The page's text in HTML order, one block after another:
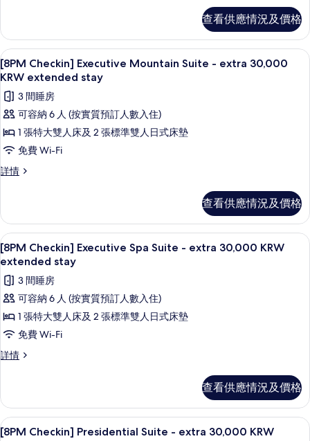
extra
30,000
KRW
extended
stay
的
相
片
Twin
extra
30,000
extended
stay
情
查看供應情況及價格
載
入
所
有
[8PM
Checkin]
Executive
Mountain
extra
30,000
KRW
extended
stay
的
相
片
55 吋平面電視連有線電視頻道、電視
1
[8PM Checkin] Executive Mountain Suite - extra 30,000
KRW extended stay
3 間睡房
可容納 6 人 (按實質預訂人數入住)
1 張特大雙人床及 2 張標準雙人日式床墊
免費 Wi-Fi
詳情
[8PM
Suite
extra
30,000
extended
stay
情
查看供應情況及價格
載
入
所
有
[8PM
Checkin]
Executive
Spa
extra
30,000
1
[8PM Checkin] Executive Spa Suite - extra 30,000 KRW
extended stay
3 間睡房
可容納 6 人 (按實質預訂人數入住)
1 張特大雙人床及 2 張標準雙人日式床墊
免費 Wi-Fi
詳情
[8PM
Suite
extra
查看供應情況及價格
載1
[8PM Checkin] Presidential Suite - extra 30,000 KRW